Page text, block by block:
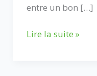
entre un bon […]
Lancer
Lire la suite »